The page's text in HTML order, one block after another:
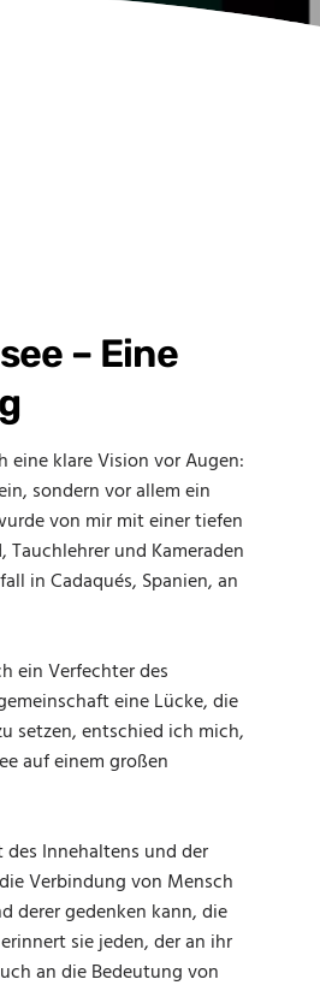
– Eine
klare Vision vor Augen:
sondern vor allem ein
von mir mit einer tiefen
und Kameraden
in Cadaqués, Spanien, an
ein Verfechter des
eine Lücke, die
setzen, entschied ich mich,
auf einem großen
Innehaltens und der
Verbindung von Mensch
derer gedenken kann, die
sie jeden, der an ihr
an die Bedeutung von